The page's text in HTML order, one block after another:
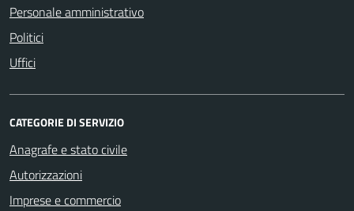
Personale amministrativo
Politici
Uffici
CATEGORIE DI SERVIZIO
Anagrafe e stato civile
Autorizzazioni
Imprese e commercio